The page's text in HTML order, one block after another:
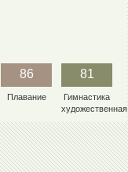
86
Плавание
81
Гимнастика
художественная